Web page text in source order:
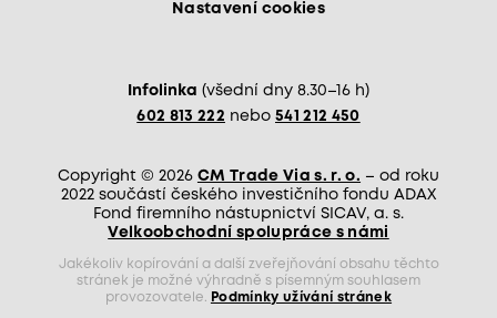
Nastavení cookies
Infolinka (všední dny 8.30–16 h)
602 813 222 nebo 541 212 450
Copyright © 2026 CM Trade Via s. r. o. – od roku
2022 součástí českého investičního fondu ADAX
Fond firemního nástupnictví SICAV, a. s.
Velkoobchodní spolupráce s námi
Jakékoliv kopírování a další zveřejňování obsahu těchto
stránek je možné výhradně s písemným souhlasem
provozovatele.
Podmínky užívání stránek